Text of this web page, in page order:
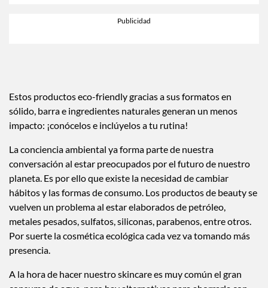
Estos productos eco-friendly gracias a sus formatos en
sólido, barra e ingredientes naturales generan un menos
impacto: ¡conócelos e inclúyelos a tu rutina!
La conciencia ambiental ya forma parte de nuestra
conversación al estar preocupados por el futuro de nuestro
planeta. Es por ello que existe la necesidad de cambiar
hábitos y las formas de consumo. Los productos de beauty se
vuelven un problema al estar elaborados de petróleo,
metales pesados, sulfatos, siliconas, parabenos, entre otros.
Por suerte la cosmética ecológica cada vez va tomando más
presencia.
A la hora de hacer nuestro skincare es muy común el gran